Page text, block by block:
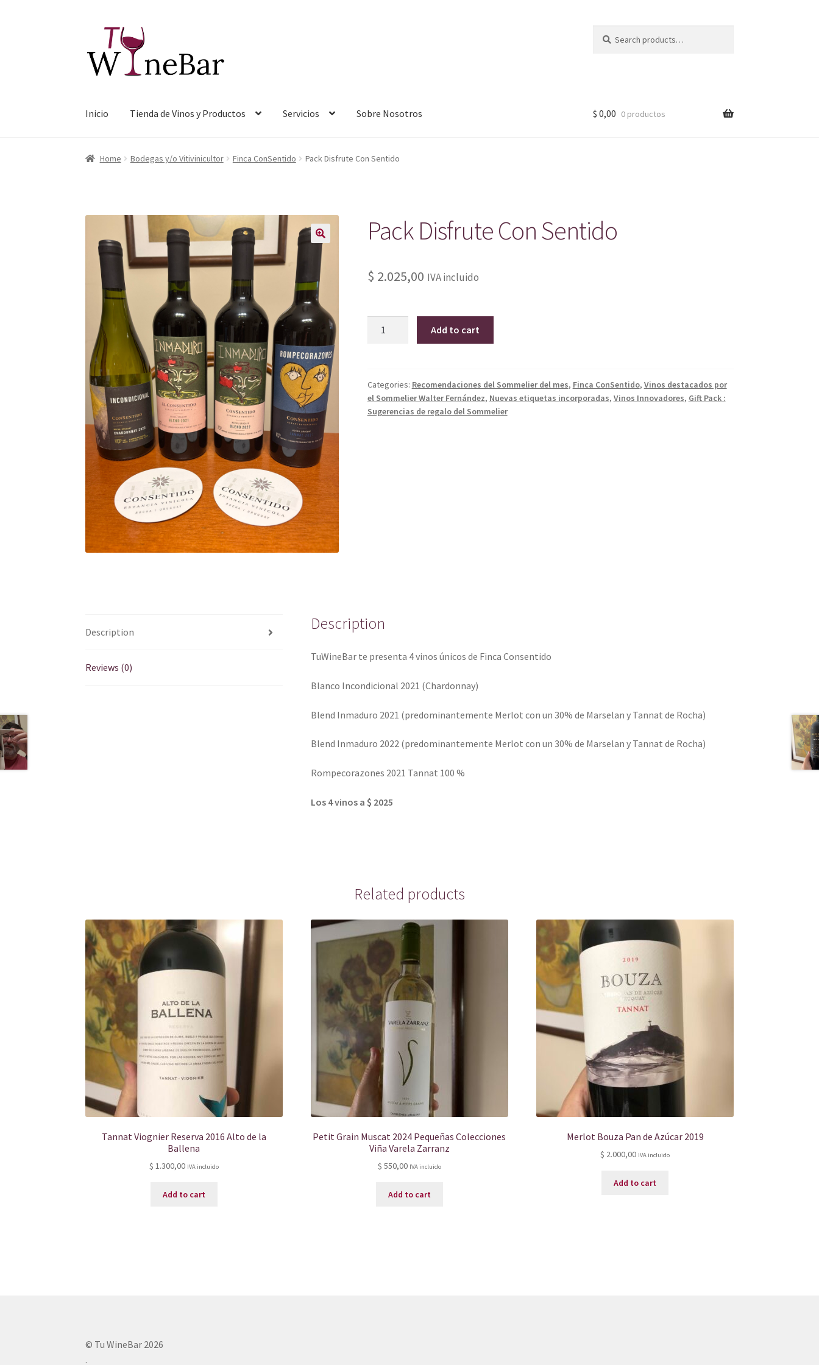
la
navegación
contenido
for:
Inicio Tienda de Vinos y Productos Servicios Sobre Nosotros $ 0,00 0 productos
Home Bodegas y/o Vitivinicultor Finca ConSentido Pack Disfrute Con Sentido
Pack Disfrute Con Sentido
$ 2.025,00 IVA incluido
quantity
Add to cart
Categories: Recomendaciones del Sommelier del mes, Finca ConSentido, Vinos destacados por
el Sommelier Walter Fernández, Nuevas etiquetas incorporadas, Vinos Innovadores, Gift Pack :
Sugerencias de regalo del Sommelier
Description
Reviews (0)
Description
TuWineBar te presenta 4 vinos únicos de Finca Consentido
Blanco Incondicional 2021 (Chardonnay)
Blend Inmaduro 2021 (predominantemente Merlot con un 30% de Marselan y Tannat de Rocha)
Blend Inmaduro 2022 (predominantemente Merlot con un 30% de Marselan y Tannat de Rocha)
Rompecorazones 2021 Tannat 100 %
Los 4 vinos a $ 2025
Related products
Tannat Viognier Reserva 2016 Alto de la
Ballena
$ 1.300,00 IVA incluido
Add to cart
Petit Grain Muscat 2024 Pequeñas Colecciones
Viña Varela Zarranz
$ 550,00 IVA incluido
Add to cart
Merlot Bouza Pan de Azúcar 2019
$ 2.000,00 IVA incluido
Add to cart
© Tu WineBar 2026
.